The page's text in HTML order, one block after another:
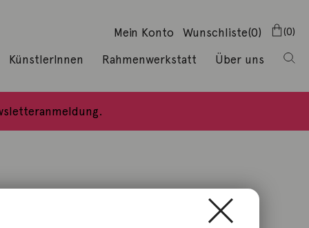
Mein Konto (0)
Wunschliste 0
KünstlerInnen Rahmenwerkstatt Über uns